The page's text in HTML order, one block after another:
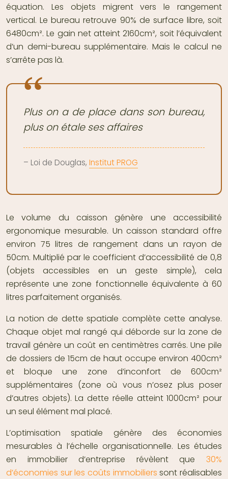
équation. Les objets migrent vers le rangement
vertical. Le bureau retrouve 90% de surface libre, soit
6480cm². Le gain net atteint 2160cm², soit l’équivalent
d’un demi-bureau supplémentaire. Mais le calcul ne
s’arrête pas là.
Plus on a de place dans son bureau,
plus on étale ses affaires
– Loi de Douglas, Institut PROG
Le volume du caisson génère une accessibilité
ergonomique mesurable. Un caisson standard offre
environ 75 litres de rangement dans un rayon de
50cm. Multiplié par le coefficient d’accessibilité de 0,8
(objets accessibles en un geste simple), cela
représente une zone fonctionnelle équivalente à 60
litres parfaitement organisés.
La notion de dette spatiale complète cette analyse.
Chaque objet mal rangé qui déborde sur la zone de
travail génère un coût en centimètres carrés. Une pile
de dossiers de 15cm de haut occupe environ 400cm²
et bloque une zone d’inconfort de 600cm²
supplémentaires (zone où vous n’osez plus poser
d’autres objets). La dette réelle atteint 1000cm² pour
un seul élément mal placé.
L’optimisation spatiale génère des économies
mesurables à l’échelle organisationnelle. Les études
en immobilier d’entreprise révèlent que 30%
d’économies sur les coûts immobiliers sont réalisables